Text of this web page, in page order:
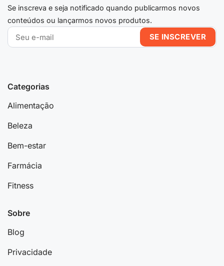
Categorias
Alimentação
Beleza
Bem-estar
Farmácia
Fitness
Sobre
Blog
Privacidade
Se inscreva e seja notificado quando publicarmos novos
conteúdos ou lançarmos novos produtos.